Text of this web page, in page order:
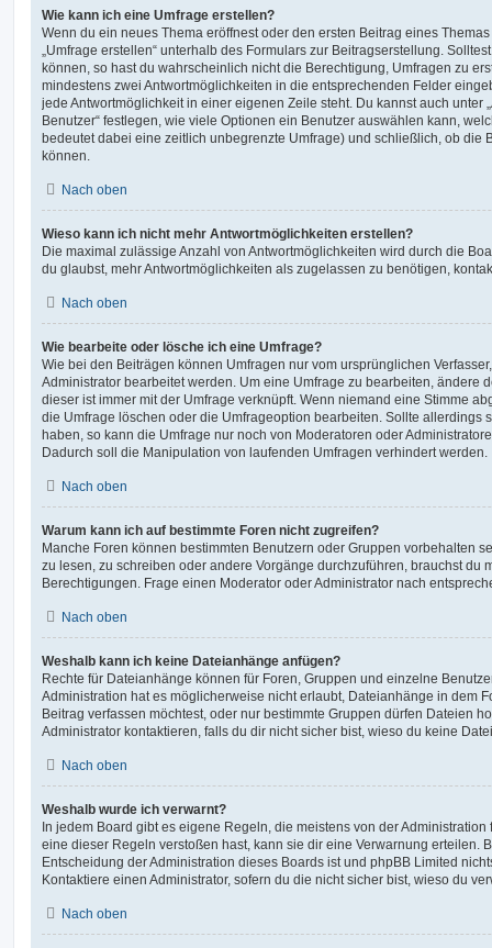
Wie kann ich eine Umfrage erstellen?
Wenn du ein neues Thema eröffnest oder den ersten Beitrag eines
„Umfrage erstellen“ unterhalb des Formulars zur Beitragserstellung.
können, so hast du wahrscheinlich nicht die Berechtigung, Umfragen zu
mindestens zwei Antwortmöglichkeiten in die entsprechenden Felder
jede Antwortmöglichkeit in einer eigenen Zeile steht. Du kannst auch unter
Benutzer“ festlegen, wie viele Optionen ein Benutzer auswählen kann,
bedeutet dabei eine zeitlich unbegrenzte Umfrage) und schließlich, ob die
können.
Nach oben
Wieso kann ich nicht mehr Antwortmöglichkeiten erstellen?
Die maximal zulässige Anzahl von Antwortmöglichkeiten wird durch die
du glaubst, mehr Antwortmöglichkeiten als zugelassen zu benötigen,
Nach oben
Wie bearbeite oder lösche ich eine Umfrage?
Wie bei den Beiträgen können Umfragen nur vom ursprünglichen
Administrator bearbeitet werden. Um eine Umfrage zu bearbeiten, ändere
dieser ist immer mit der Umfrage verknüpft. Wenn niemand eine Stimme
die Umfrage löschen oder die Umfrageoption bearbeiten. Sollte allerdings
haben, so kann die Umfrage nur noch von Moderatoren oder
Dadurch soll die Manipulation von laufenden Umfragen verhindert werden.
Nach oben
Warum kann ich auf bestimmte Foren nicht zugreifen?
Manche Foren können bestimmten Benutzern oder Gruppen vorbehalten
zu lesen, zu schreiben oder andere Vorgänge durchzuführen, brauchst du
Berechtigungen. Frage einen Moderator oder Administrator nach
Nach oben
Weshalb kann ich keine Dateianhänge anfügen?
Rechte für Dateianhänge können für Foren, Gruppen und einzelne
Administration hat es möglicherweise nicht erlaubt, Dateianhänge in dem
Beitrag verfassen möchtest, oder nur bestimmte Gruppen dürfen Dateien
Administrator kontaktieren, falls du dir nicht sicher bist, wieso du keine
Nach oben
Weshalb wurde ich verwarnt?
In jedem Board gibt es eigene Regeln, die meistens von der
eine dieser Regeln verstoßen hast, kann sie dir eine Verwarnung erteilen.
Entscheidung der Administration dieses Boards ist und phpBB Limited
Kontaktiere einen Administrator, sofern du die nicht sicher bist, wieso du
Nach oben